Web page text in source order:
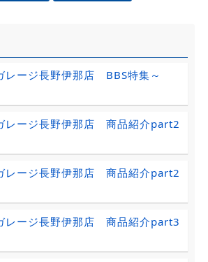
レージ長野伊那店 BBS特集～
レージ長野伊那店 商品紹介part2
レージ長野伊那店 商品紹介part2
レージ長野伊那店 商品紹介part3